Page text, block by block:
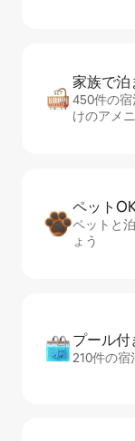
家族で泊
450件の
けのアメ
ペット
ペットと
ょう
プール
210件の宿